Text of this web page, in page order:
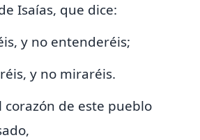
Isaías, que dice:
y no entenderéis;
y no miraréis.
corazón de este pueblo